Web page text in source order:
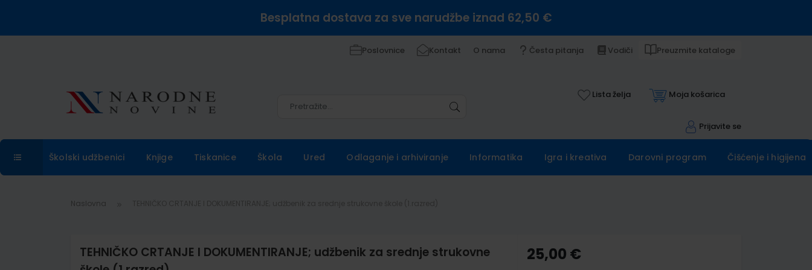
Besplatna dostava za sve narudžbe iznad 62,50 €
Poslovnice Kontakt O nama Česta pitanja Vodiči Preuzmite kataloge
Lista želja Moja košarica
Prijavite se
Školski udžbenici Knjige Tiskanice Škola Ured Odlaganje i arhiviranje Informatika Igra i kreativa Darovni program Čišćenje i higijena
Naslovna
TEHNIČKO CRTANJE I DOKUMENTIRANJE; udžbenik za srednje strukovne
25,00 €